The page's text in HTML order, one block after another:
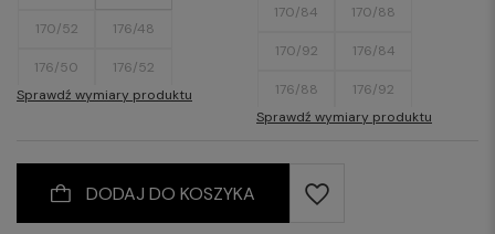
170/52 176/48
176/50 176/52
176/54 176/56
182/52
182/56 182/58
Sprawdź wymiary produktu
170/84 170/88
170/92 176/84
176/88 176/92
176/96 176/100
176/104
182/92
Sprawdź wymiary produktu
DODAJ DO KOSZYKA